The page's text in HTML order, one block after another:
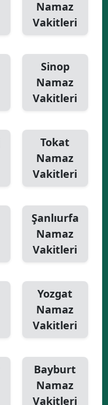
Namaz
Vakitleri
Sinop
Namaz
Vakitleri
Tokat
Namaz
Vakitleri
Şanlıurfa
Namaz
Vakitleri
Yozgat
Namaz
Vakitleri
Bayburt
Namaz
Vakitleri